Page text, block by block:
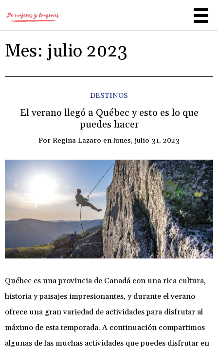
Mes: julio 2023
DESTINOS
El verano llegó a Québec y esto es lo que
puedes hacer
Por Regina Lazaro enlunes, julio 31, 2023
Québec es una provincia de Canadá con una rica cultura,
historia y paisajes impresionantes, y durante el verano
ofrece una gran variedad de actividades para disfrutar al
máximo de esta temporada. A continuación compartimos
algunas de las muchas actividades que puedes disfrutar en